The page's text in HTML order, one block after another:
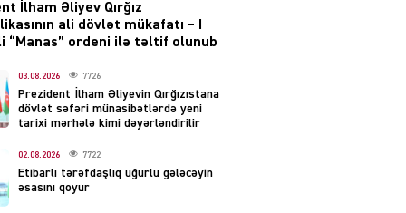
Ekranlardan uzaq qalan
məşhur aktrisanın yeni
çıxdı
04.08.2026 2149
Hüseyn Həsənov haqqında
həbs qərarı verildi –
Milyonluq əmlakı müsadirə
İlham Əliyev Qırğız
ali dövlət mükafatı – I
“Manas” ordeni ilə təltif olunub
03.08.2026 7726
Prezident İlham Əliyevin Qırğızıstana
dövlət səfəri münasibətlərdə yeni
tarixi mərhələ kimi dəyərləndirilir
02.08.2026 7722
Etibarlı tərəfdaşlıq uğurlu gələcəyin
əsasını qoyur